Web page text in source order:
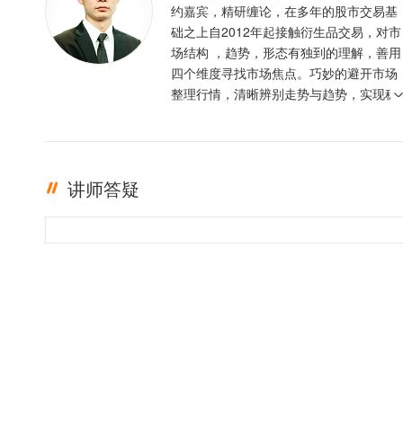
约嘉宾，精研缠论，在多年的股市交易基
础之上自2012年起接触衍生品交易，对市
场结构 ，趋势，形态有独到的理解，善用
四个维度寻找市场焦点。巧妙的避开市场
整理行情，清晰辨别走势与趋势，实现稳
讲师答疑